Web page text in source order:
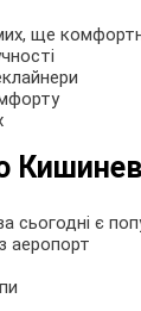
ще
сьогодні є
аеропорт